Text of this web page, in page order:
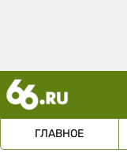
ГЛАВНОЕ